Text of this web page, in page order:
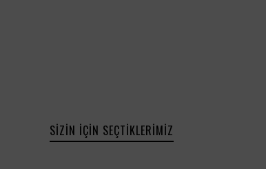
SIZIN İÇIN SEÇTIKLERIMIZ